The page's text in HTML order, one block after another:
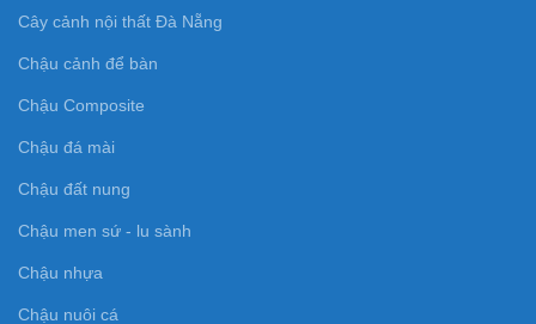
Cây cảnh nội thất Đà Nẵng
Chậu cảnh để bàn
Chậu Composite
Chậu đá mài
Chậu đất nung
Chậu men sứ - lu sành
Chậu nhựa
Chậu nuôi cá